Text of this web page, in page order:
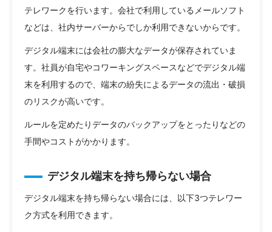
テレワークを行います。会社で利用しているメールソフト
などは、社内サーバーからでしか利用できないからです。
デジタル端末には会社の膨大なデータが保存されていま
す。社員が自宅やコワーキングスペースなどでデジタル端
末を利用するので、端末の紛失によるデータの流出・破損
のリスクが高いです。
ルールを定めたりデータのバックアップをとったりなどの
手間やコストがかかります。
デジタル端末を持ち帰らない場合
デジタル端末を持ち帰らない場合には、以下3つテレワー
ク方式を利用できます。